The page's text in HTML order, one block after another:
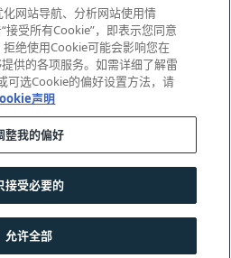
。版权所有。
助功能|
网站导航、分析网站使用情
接受所有Cookie”，即表示您同意
绝使用Cookie可能会影响您在
供的各项服务。如需详细了解雷
可选Cookie的偏好设置方法，请
声明
整我的偏好
接受必要的
允许全部